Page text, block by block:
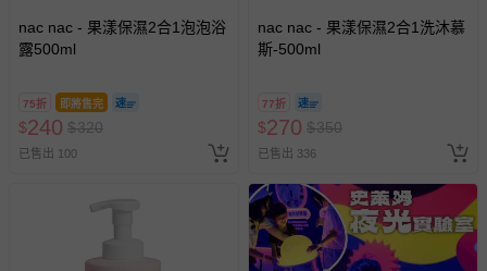
nac nac - 果漾保濕2合1泡泡浴
露500ml
75折 即將售完
$240 $320
已售出 100
nac nac - 果漾保濕2合1洗沐慕
斯-500ml
77折
$270 $350
已售出 336